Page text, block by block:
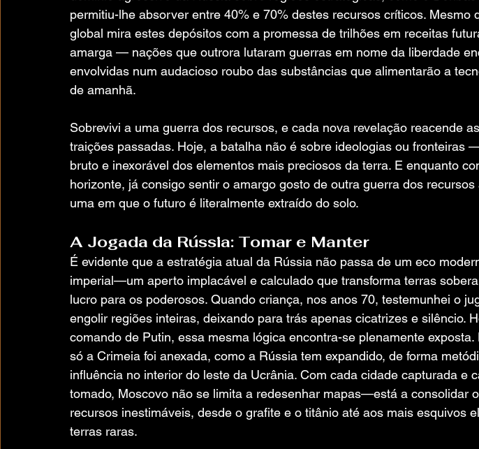
permitiu-lhe absorver entre 40% e 70% destes recursos críticos. Mesmo
global mira estes depósitos com a promessa de trilhões em receitas
amarga — nações que outrora lutaram guerras em nome da liberdade
envolvidas num audacioso roubo das substâncias que alimentarão a
de amanhã.
Sobrevivi a uma guerra dos recursos, e cada nova revelação reacende
traições passadas. Hoje, a batalha não é sobre ideologias ou fronteiras
bruto e inexorável dos elementos mais preciosos da terra. E enquanto
horizonte, já consigo sentir o amargo gosto de outra guerra dos recursos
uma em que o futuro é literalmente extraído do solo.
A Jogada da Rússia: Tomar e Manter
É evidente que a estratégia atual da Rússia não passa de um eco
imperial—um aperto implacável e calculado que transforma terras
lucro para os poderosos. Quando criança, nos anos 70, testemunhei o
engolir regiões inteiras, deixando para trás apenas cicatrizes e silêncio.
comando de Putin, essa mesma lógica encontra-se plenamente
só a Crimeia foi anexada, como a Rússia tem expandido, de forma
influência no interior do leste da Ucrânia. Com cada cidade capturada e
tomado, Moscovo não se limita a redesenhar mapas—está a consolidar
recursos inestimáveis, desde o grafite e o titânio até aos mais esquivos
terras raras.